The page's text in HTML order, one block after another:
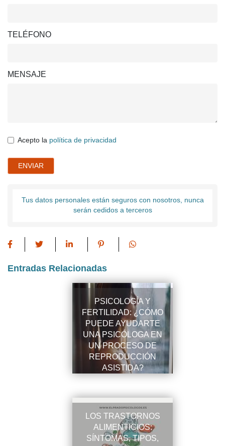
TELÉFONO
MENSAJE
Acepto la política de privacidad
ENVIAR
Tus datos personales están seguros con nosotros, nunca
serán cedidos a terceros
Entradas Relacionadas
PSICOLOGÍA Y
FERTILIDAD: ¿CÓMO
PUEDE AYUDARTE
UNA PSICÓLOGA EN
UN PROCESO DE
REPRODUCCIÓN
ASISTIDA?
LOS TRASTORNOS
ALIMENTICIOS:
SÍNTOMAS, TIPOS,